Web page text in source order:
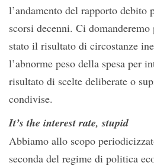
l’andamento del rapporto
scorsi decenni. Ci
stato il risultato di circostanze
l’abnorme peso della spesa per
risultato di scelte deliberate o
condivise.
It’s the interest rate, stupid
Abbiamo allo scopo
seconda del regime di politica